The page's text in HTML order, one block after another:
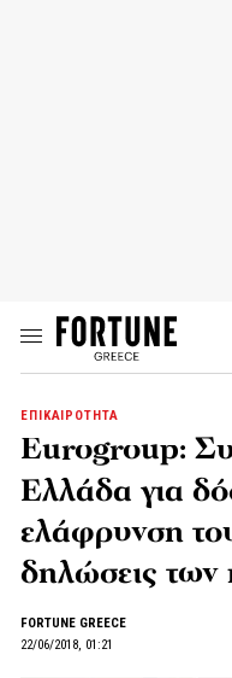
ΕΠΙΚΑΙΡΟΤΗΤΑ
Eurogroup:
Ελλάδα για
ελάφρυνση
δηλώσεις
FORTUNE GREECE
22/06/2018, 01:21